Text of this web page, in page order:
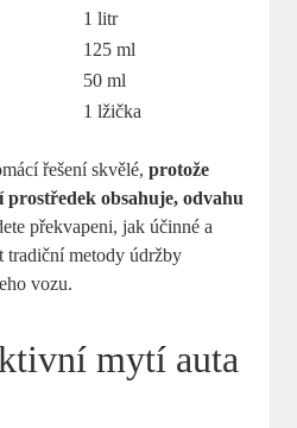
1 litr
125 ml
50 ml
1 lžička
řešení skvělé,protože
prostředek obsahuje, odvahu
překvapeni, jak účinné a
tradiční metody údržby
vozu.
mytí auta